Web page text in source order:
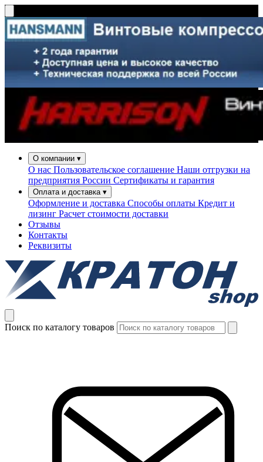
О компании ▾
О нас Пользовательское соглашение Наши отгрузки на
предприятия России Сертификаты и гарантия
Оплата и доставка ▾
Оформление и доставка Способы оплаты Кредит и
лизинг Расчет стоимости доставки
Отзывы
Контакты
Реквизиты
Поиск по каталогу товаров